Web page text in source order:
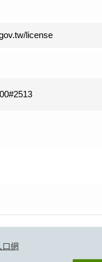
license
口網